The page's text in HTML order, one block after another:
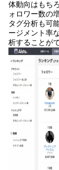
体動向はもち
ォロワー数の
タグ分析も可
ージメント率
析することが